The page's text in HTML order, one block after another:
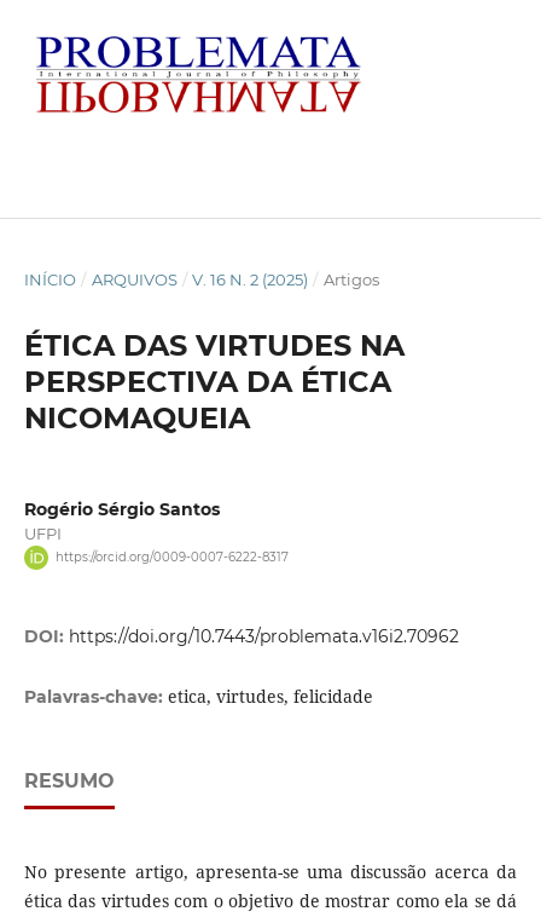
INÍCIO / ARQUIVOS / V. 16 N. 2 (2025) / Artigos
ÉTICA DAS VIRTUDES NA
PERSPECTIVA DA ÉTICA
NICOMAQUEIA
Rogério Sérgio Santos
UFPI
https://orcid.org/0009-0007-6222-8317
DOI: https://doi.org/10.7443/problemata.v16i2.70962
Palavras-chave: etica, virtudes, felicidade
RESUMO
No presente artigo, apresenta-se uma discussão acerca da
ética das virtudes com o objetivo de mostrar como ela se dá